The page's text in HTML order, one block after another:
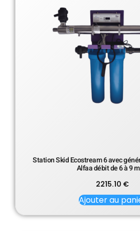
Station Skid Ecostream 6 avec
Alfaa débit de 6 à 9
2215.10 €
Ajouter au